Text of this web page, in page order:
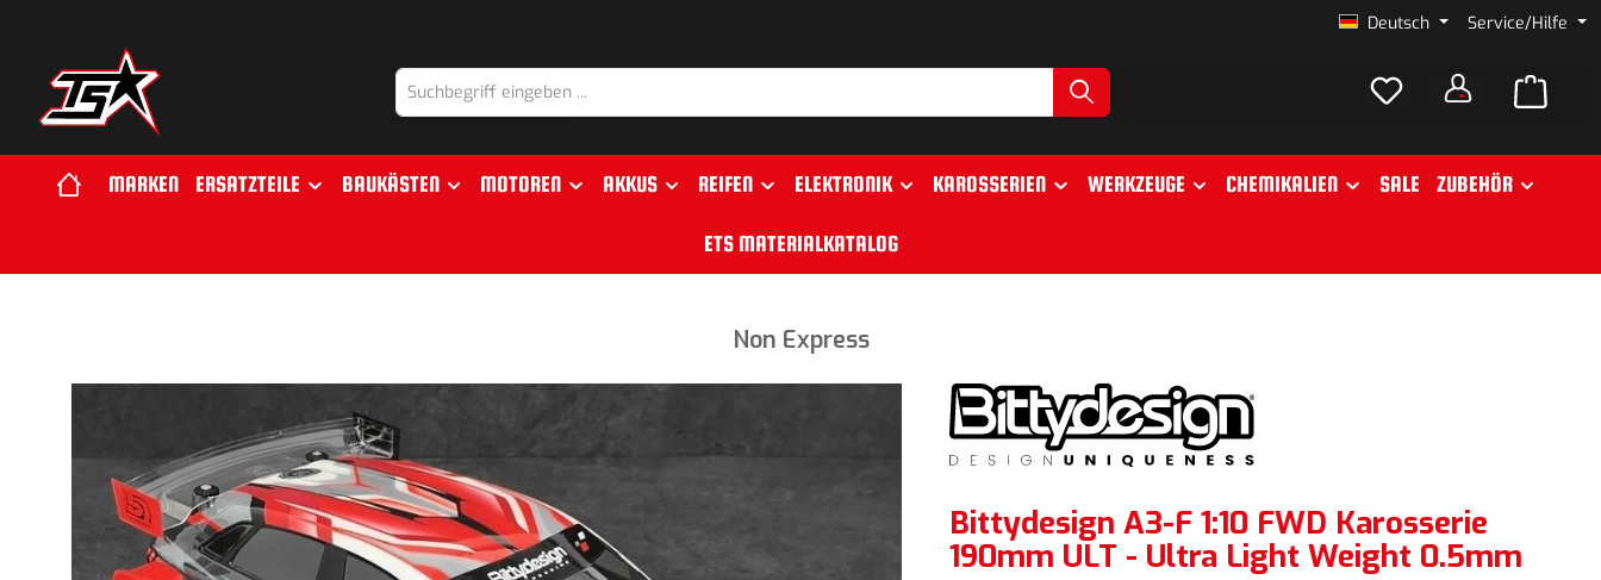
Deutsch Service/Hilfe
MARKEN ERSATZTEILE BAUKÄSTEN MOTOREN AKKUS REIFEN ELEKTRONIK KAROSSERIEN WERKZEUGE CHEMIKALIEN SALE ZUBEHÖR
ETS MATERIALKATALOG
Non Express
Bittydesign A3-F 1:10 FWD Karosserie
190mm ULT - Ultra Light Weight 0.5mm